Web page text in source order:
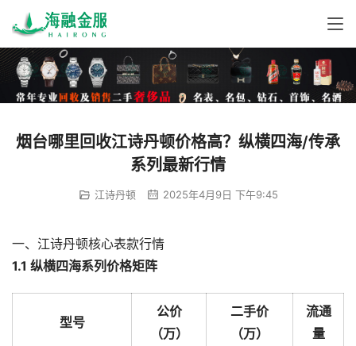
烟台哪里回收江诗丹顿价格高？纵横四海/传承
系列最新行情
江诗丹顿 2025年4月9日 下午9:45
一、江诗丹顿核心表款行情
1.1 纵横四海系列价格矩阵
型号
公价
（万）
二手价
（万）
流通
量